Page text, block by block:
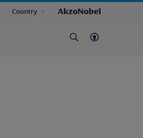
Country